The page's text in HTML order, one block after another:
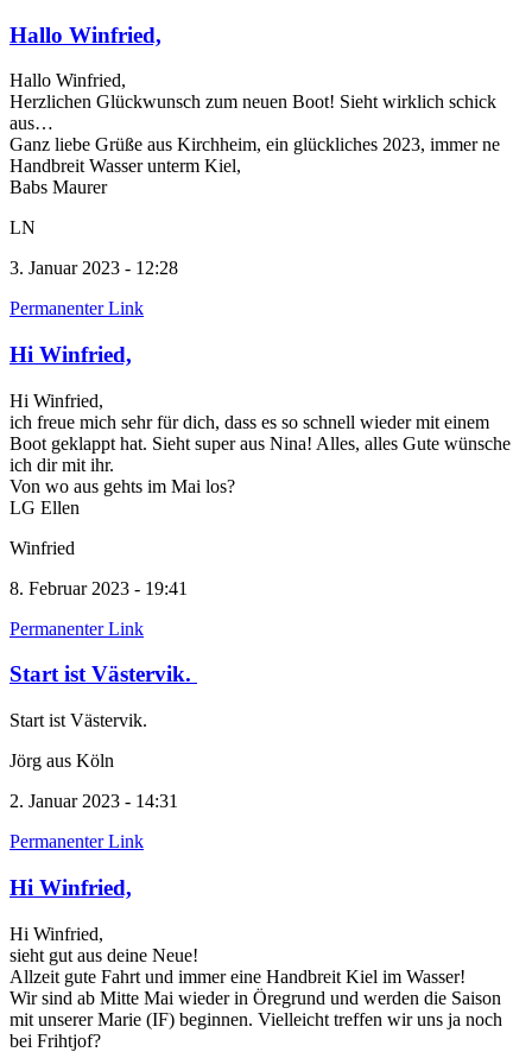
Hallo Winfried,
Hallo Winfried,
Herzlichen Glückwunsch zum neuen Boot! Sieht wirklich schick
aus…
Ganz liebe Grüße aus Kirchheim, ein glückliches 2023, immer ne
Handbreit Wasser unterm Kiel,
Babs Maurer
LN
3. Januar 2023 - 12:28
Permanenter Link
Hi Winfried,
Hi Winfried,
ich freue mich sehr für dich, dass es so schnell wieder mit einem
Boot geklappt hat. Sieht super aus Nina! Alles, alles Gute wünsche
ich dir mit ihr.
Von wo aus gehts im Mai los?
LG Ellen
Winfried
8. Februar 2023 - 19:41
Permanenter Link
Start ist Västervik.
Start ist Västervik.
Jörg aus Köln
2. Januar 2023 - 14:31
Permanenter Link
Hi Winfried,
Hi Winfried,
sieht gut aus deine Neue!
Allzeit gute Fahrt und immer eine Handbreit Kiel im Wasser!
Wir sind ab Mitte Mai wieder in Öregrund und werden die Saison
mit unserer Marie (IF) beginnen. Vielleicht treffen wir uns ja noch
bei Frihtjof?